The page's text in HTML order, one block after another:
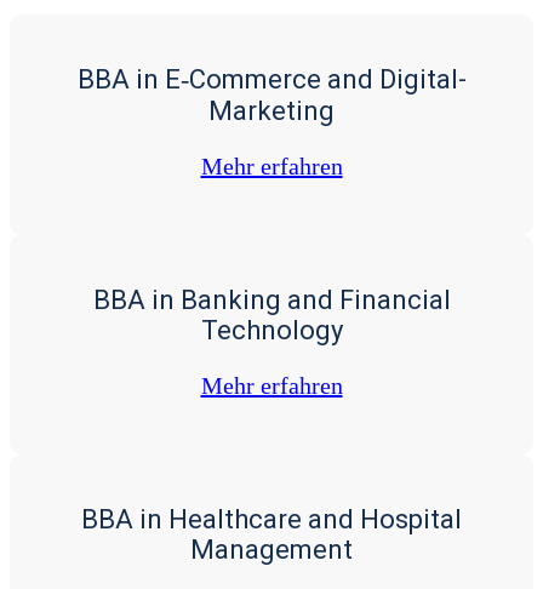
BBA in E‑Commerce and Digital-
Marketing
Mehr erfah­ren
BBA in Banking and Financial
Technology
Mehr erfah­ren
BBA in Healthcare and Hospital
Management